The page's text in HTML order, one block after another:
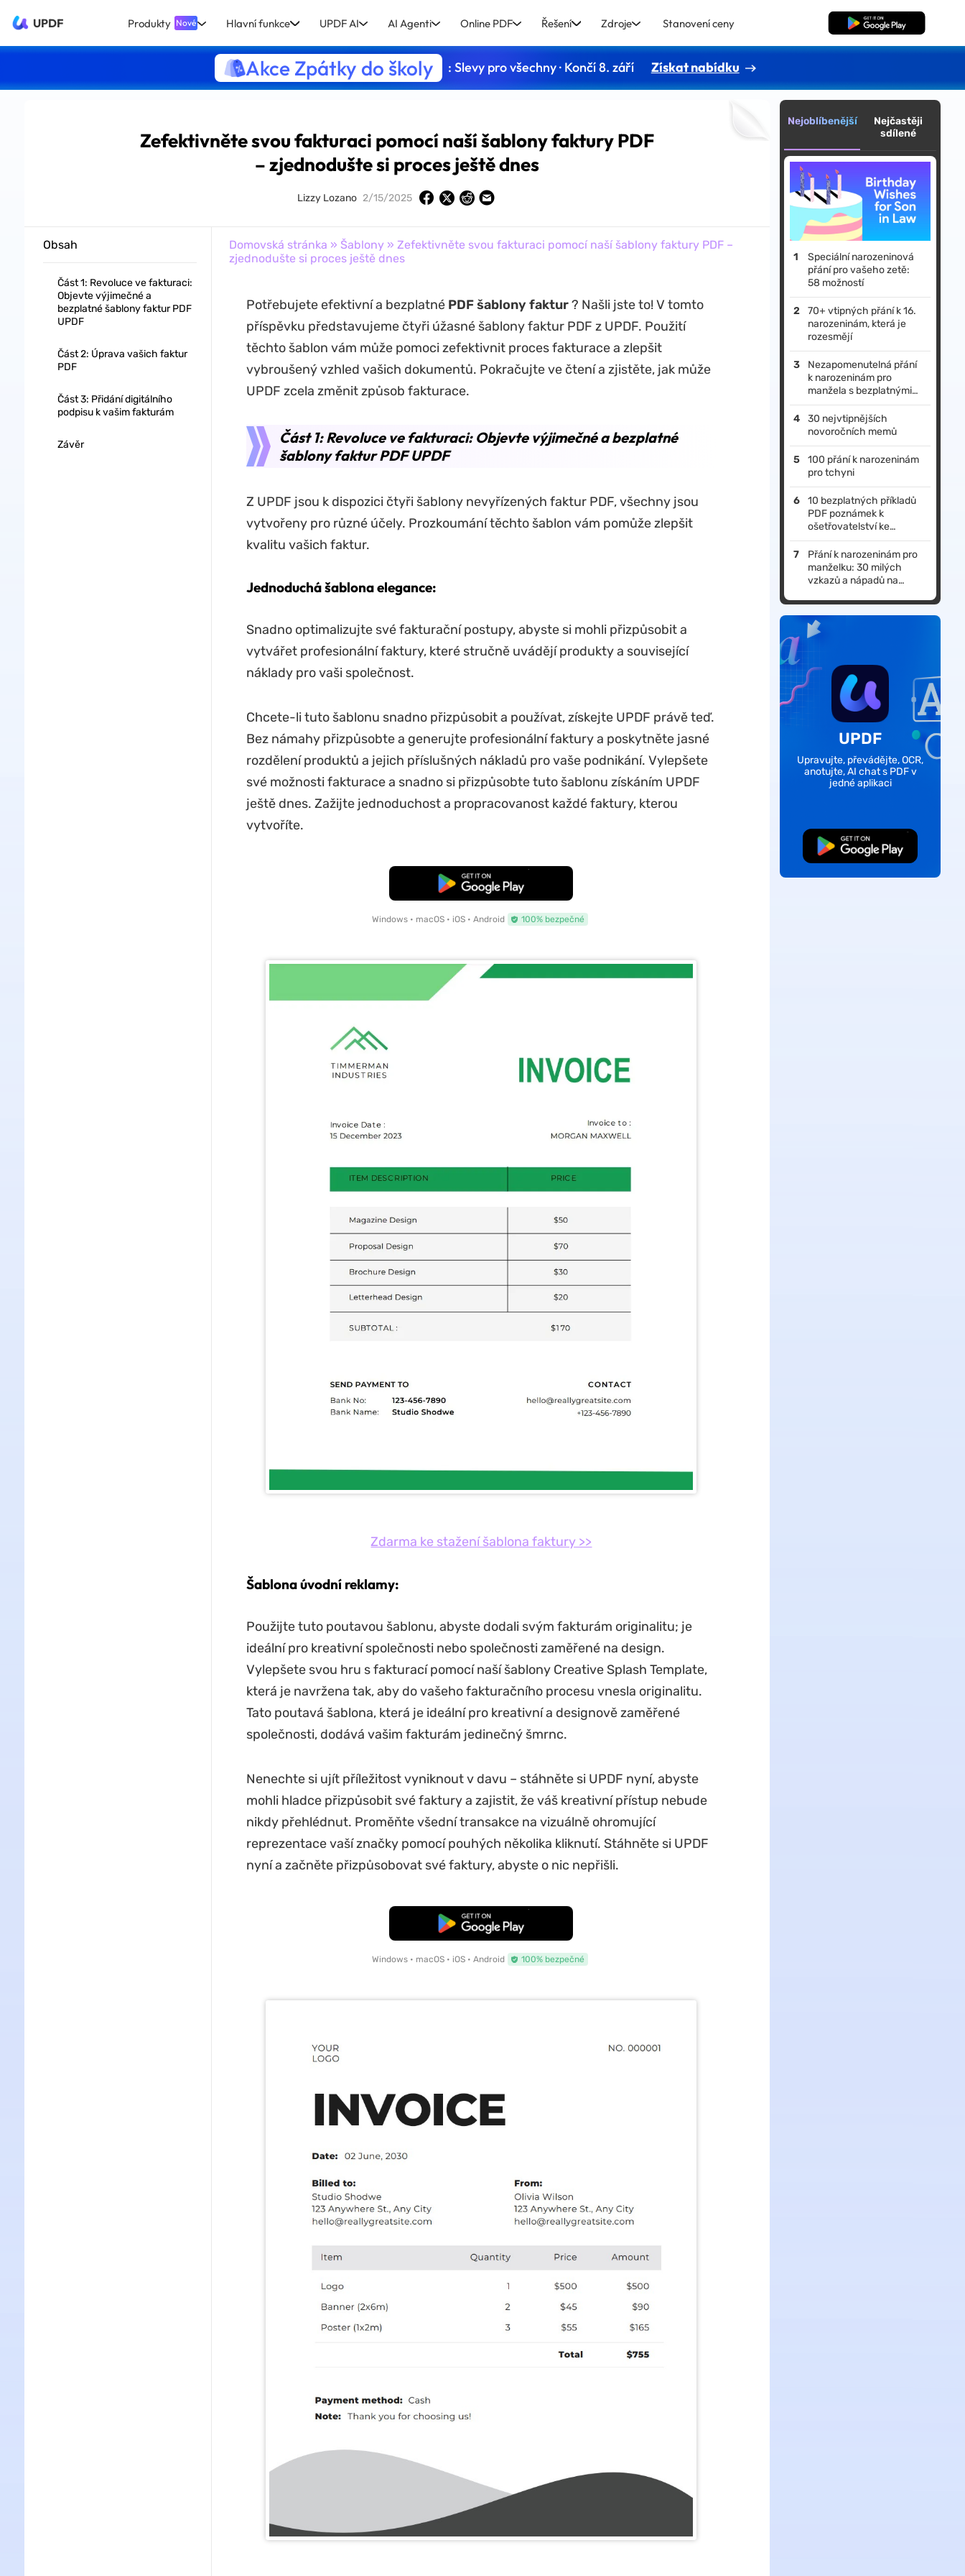
UPDF Produkty Nové Hlavní funkce UPDF AI AI Agenti Online PDF Řešení Zdroje Stanovení ceny Bezplatné stažení
Akce Zpátky do školy : Slevy pro všechny · Končí 8. září Získat nabídku
Zefektivněte svou fakturaci pomocí naší šablony faktury PDF
– zjednodušte si proces ještě dnes
Lizzy Lozano 2/15/2025
Obsah
Část 1: Revoluce ve fakturaci:
Objevte výjimečné a
bezplatné šablony faktur PDF
UPDF
Část 2: Úprava vašich faktur
PDF
Část 3: Přidání digitálního
podpisu k vašim fakturám
Závěr
Domovská stránka » Šablony» Zefektivněte svou fakturaci pomocí naší šablony faktury PDF –
zjednodušte si proces ještě dnes
Potřebujete efektivní a bezplatné PDF šablony faktur? Našli jste to! V tomto
příspěvku představujeme čtyři úžasné šablony faktur PDF z UPDF. Použití
těchto šablon vám může pomoci zefektivnit proces fakturace a zlepšit
vybroušený vzhled vašich dokumentů. Pokračujte ve čtení a zjistěte, jak může
UPDF zcela změnit způsob fakturace.
Část 1: Revoluce ve fakturaci: Objevte výjimečné a bezplatné
šablony faktur PDF UPDF
Z UPDF jsou k dispozici čtyři šablony nevyřízených faktur PDF, všechny jsou
vytvořeny pro různé účely. Prozkoumání těchto šablon vám pomůže zlepšit
kvalitu vašich faktur.
Jednoduchá šablona elegance:
Snadno optimalizujte své fakturační postupy, abyste si mohli přizpůsobit a
vytvářet profesionální faktury, které stručně uvádějí produkty a související
náklady pro vaši společnost.
Chcete-li tuto šablonu snadno přizpůsobit a používat, získejte UPDF právě teď.
Bez námahy přizpůsobte a generujte profesionální faktury a poskytněte jasné
rozdělení produktů a jejich příslušných nákladů pro vaše podnikání. Vylepšete
své možnosti fakturace a snadno si přizpůsobte tuto šablonu získáním UPDF
ještě dnes. Zažijte jednoduchost a propracovanost každé faktury, kterou
vytvoříte.
Bezplatné stažení
Windows • macOS • iOS • Android 100% bezpečné
Zdarma ke stažení šablona faktury >>
Šablona úvodní reklamy:
Použijte tuto poutavou šablonu, abyste dodali svým fakturám originalitu; je
ideální pro kreativní společnosti nebo společnosti zaměřené na design.
Vylepšete svou hru s fakturací pomocí naší šablony Creative Splash Template,
která je navržena tak, aby do vašeho fakturačního procesu vnesla originalitu.
Tato poutavá šablona, ​​která je ideální pro kreativní a designově zaměřené
společnosti, dodává vašim fakturám jedinečný šmrnc.
Nenechte si ujít příležitost vyniknout v davu – stáhněte si UPDF nyní, abyste
mohli hladce přizpůsobit své faktury a zajistit, že váš kreativní přístup nebude
nikdy přehlédnut. Proměňte všední transakce na vizuálně ohromující
reprezentace vaší značky pomocí pouhých několika kliknutí. Stáhněte si UPDF
nyní a začněte přizpůsobovat své faktury, abyste o nic nepřišli.
Bezplatné stažení
Windows • macOS • iOS • Android 100% bezpečné
Nejoblíbenější
Nejčastěji
sdílené
Speciální narozeninová
přání pro vašeho zetě:
58 možností
70+ vtipných přání k 16.
narozeninám, která je
rozesmějí
Nezapomenutelná přání
k narozeninám pro
manžela s bezplatnými
šablonami
30 nejvtipnějších
novoročních memů
100 přání k narozeninám
pro tchyni
10 bezplatných příkladů
PDF poznámek k
ošetřovatelství ke
stažení
Přání k narozeninám pro
manželku: 30 milých
vzkazů a nápadů na
UPDF
Upravujte, převádějte, OCR,
anotujte, AI chat s PDF v
jedné aplikaci
Bezplatné stažení